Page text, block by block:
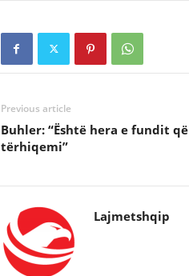
Previous article
Buhler: “Është hera e fundit që
tërhiqemi”
Lajmetshqip